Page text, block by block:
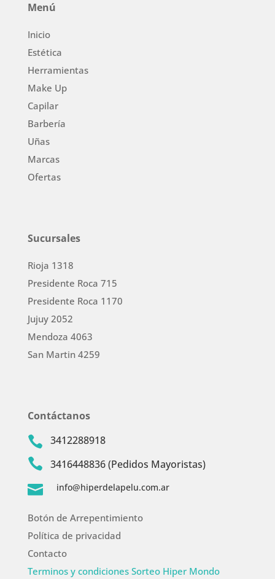
Menú
Inicio
Estética
Herramientas
Make Up
Capilar
Barbería
Uñas
Marcas
Ofertas
Sucursales
Rioja 1318
Presidente Roca 715
Presidente Roca 1170
Jujuy 2052
Mendoza 4063
San Martin 4259
Contáctanos
 3412288918
 3416448836 (Pedidos Mayoristas)
 info@hiperdelapelu.com.ar
Botón de Arrepentimiento
Política de privacidad
Contacto
Terminos y condiciones Sorteo Hiper Mondo